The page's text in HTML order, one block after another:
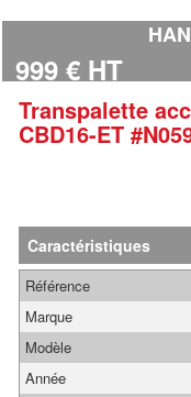
999 € HT
Transpalette
CBD16-ET
Caractéristiques
Référence
Marque
Modèle
Année